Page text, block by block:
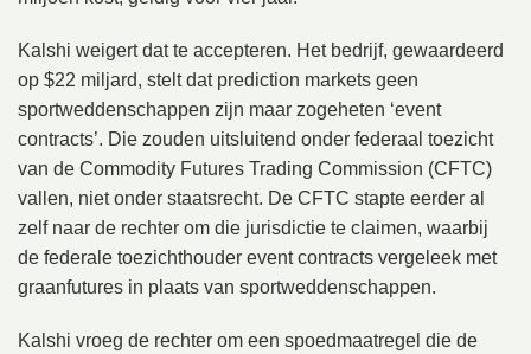
Kalshi weigert dat te accepteren. Het bedrijf, gewaardeerd
op $22 miljard, stelt dat prediction markets geen
sportweddenschappen zijn maar zogeheten ‘event
contracts’. Die zouden uitsluitend onder federaal toezicht
van de Commodity Futures Trading Commission (CFTC)
vallen, niet onder staatsrecht. De CFTC stapte eerder al
zelf naar de rechter om die jurisdictie te claimen, waarbij
de federale toezichthouder event contracts vergeleek met
graanfutures in plaats van sportweddenschappen.
Kalshi vroeg de rechter om een spoedmaatregel die de